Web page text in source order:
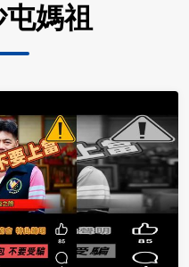
媽祖